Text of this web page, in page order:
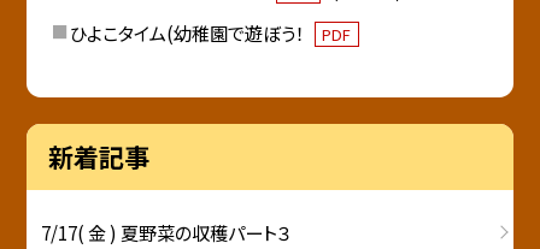
ひよこタイム(幼稚園で遊ぼう！
PDF
新着記事
7/17( 金 ) 夏野菜の収穫パート３